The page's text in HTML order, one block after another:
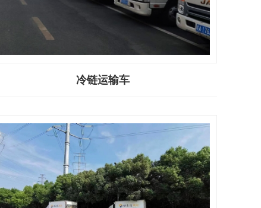
冷链运输车